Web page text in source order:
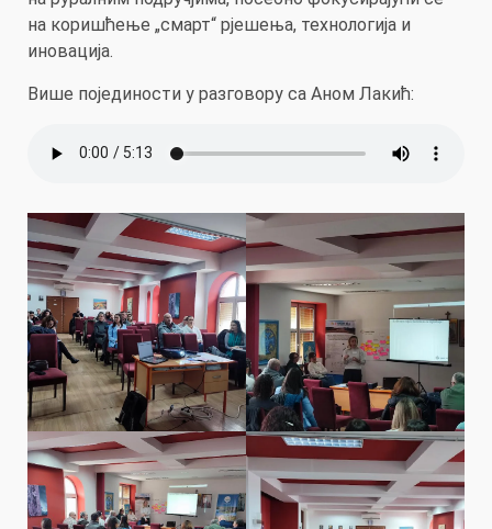
на коришћење „смарт“ рјешења, технологија и
иновација.
Више појединости у разговору са Аном Лакић: